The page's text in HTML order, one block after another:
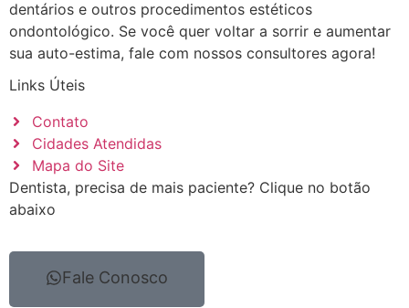
dentários e outros procedimentos estéticos
ondontológico. Se você quer voltar a sorrir e aumentar
sua auto-estima, fale com nossos consultores agora!
Links Úteis
Contato
Cidades Atendidas
Mapa do Site
Dentista, precisa de mais paciente? Clique no botão
abaixo
Fale Conosco